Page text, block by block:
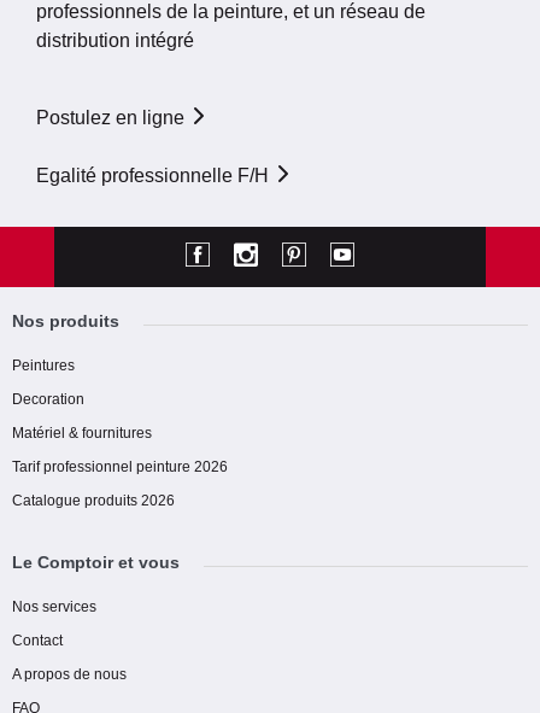
professionnels de la peinture, et un réseau de
distribution intégré
Postulez en ligne
Egalité professionnelle F/H
Nos produits
Peintures
Decoration
Matériel & fournitures
Tarif professionnel peinture 2026
Catalogue produits 2026
Le Comptoir et vous
Nos services
Contact
A propos de nous
FAQ